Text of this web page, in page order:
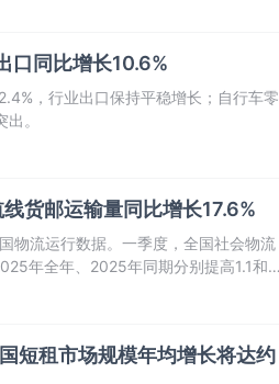
口同比增长10.6%
，行业出口保持平稳增长；自行车零
。
货邮运输量同比增长17.6%
物流运行数据。一季度，全国社会物流
年全年、2025年同期分别提高1.1和
短租市场规模年均增长将达约